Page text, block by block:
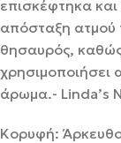
επισκέφτηκα
απόσταξη ατμού
θησαυρός, καθώς
χρησιμοποιήσει
άρωμα.- Linda’s
Κορυφή: